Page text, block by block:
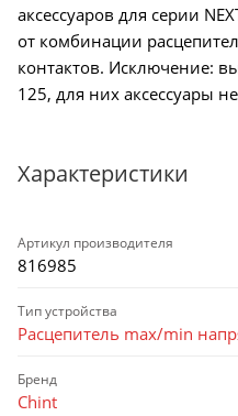
аксессуаров для серии
от комбинации
контактов. Исключение:
125, для них аксессуары
Характеристики
Артикул производителя
816985
Тип устройства
Расцепитель max/min
Бренд
Chint